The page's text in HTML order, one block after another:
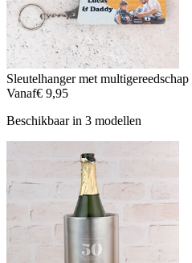
Sleutelhanger met multigereedschap
Vanaf€ 9,95
Beschikbaar in 3 modellen